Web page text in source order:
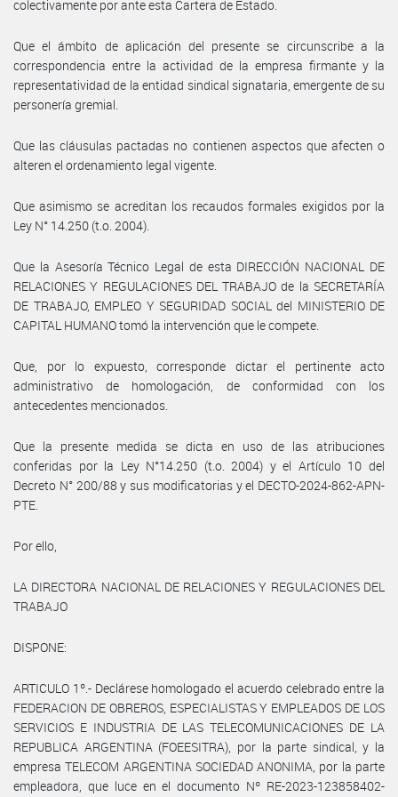
colectivamente por ante esta Cartera de Estado.
Que el ámbito de aplicación del presente se circunscribe a la
correspondencia entre la actividad de la empresa firmante y la
representatividad de la entidad sindical signataria, emergente de su
personería gremial.
Que las cláusulas pactadas no contienen aspectos que afecten o
alteren el ordenamiento legal vigente.
Que asimismo se acreditan los recaudos formales exigidos por la
Ley N° 14.250 (t.o. 2004).
Que la Asesoría Técnico Legal de esta DIRECCIÓN NACIONAL DE
RELACIONES Y REGULACIONES DEL TRABAJO de la SECRETARÍA
DE TRABAJO, EMPLEO Y SEGURIDAD SOCIAL del MINISTERIO DE
CAPITAL HUMANO tomó la intervención que le compete.
Que, por lo expuesto, corresponde dictar el pertinente acto
administrativo de homologación, de conformidad con los
antecedentes mencionados.
Que la presente medida se dicta en uso de las atribuciones
conferidas por la Ley N°14.250 (t.o. 2004) y el Artículo 10 del
Decreto N° 200/88 y sus modificatorias y el DECTO-2024-862-APN-
PTE.
Por ello,
LA DIRECTORA NACIONAL DE RELACIONES Y REGULACIONES DEL
TRABAJO
DISPONE:
ARTICULO 1º.- Declárese homologado el acuerdo celebrado entre la
FEDERACION DE OBREROS, ESPECIALISTAS Y EMPLEADOS DE LOS
SERVICIOS E INDUSTRIA DE LAS TELECOMUNICACIONES DE LA
REPUBLICA ARGENTINA (FOEESITRA), por la parte sindical, y la
empresa TELECOM ARGENTINA SOCIEDAD ANONIMA, por la parte
empleadora, que luce en el documento Nº RE-2023-123858402-